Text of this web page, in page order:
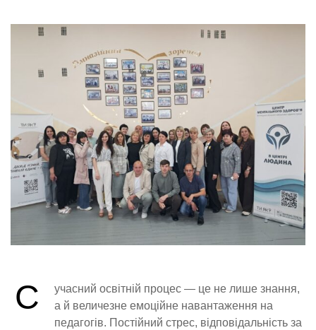
С
учасний освітній процес — це не лише знання,
а й величезне емоційне навантаження на
педагогів. Постійний стрес, відповідальність за